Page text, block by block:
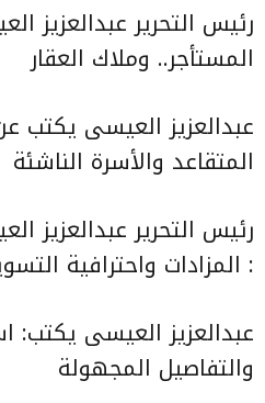
رئيس التحرير عبدالعزيز
المستأجر.. وملاك العقار
عبدالعزيز العيسى يكتب
المتقاعد والأسرة الناشئة
رئيس التحرير عبدالعزيز
: المزادات واحترافية
عبدالعزيز العيسى يكتب:
والتفاصيل المجهولة